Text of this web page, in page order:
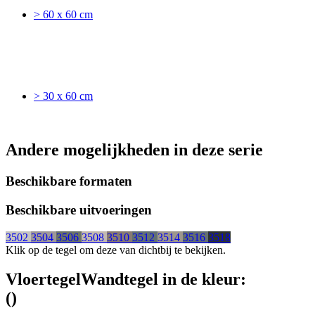
> 60 x 60 cm
> 30 x 60 cm
Andere mogelijkheden in deze serie
Beschikbare formaten
Beschikbare uitvoeringen
3502 3504 3506 3508 3510 3512 3514 3516 3518
Klik op de tegel om deze van dichtbij te bekijken.
VloertegelWandtegel in de kleur:
()